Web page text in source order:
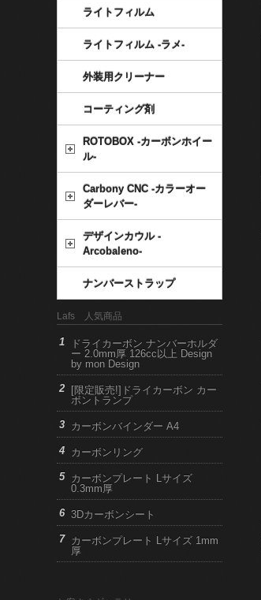
ライトフィルム
ライトフィルム -ラメ-
外装用クリーナー
コーティング剤
ROTOBOX -カーボンホイー
ル-
Carbony CNC -カラーオー
ダーレバー-
デザインカウル -
Arcobaleno-
ナンバーストラップ
Lafs 人気商品
ドライカーボン ナンバーホルダ
ー 2.0mm厚 126cc以上 Design
by mon Design
[限定販売!]ドライカーボン カー
ボントランプ
カーボンバインダー A4
カーボンリング
カーボンプレート Lサイズ
0.3mm厚
3Dカーボンシート
カーボンプレート Lサイズ 1mm
厚